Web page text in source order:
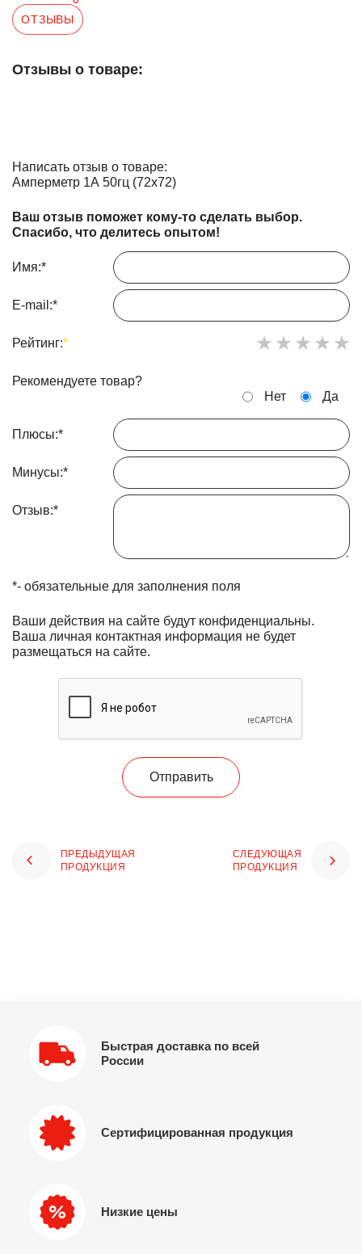
ОТЗЫВЫ
Отзывы о товаре:
Написать отзыв о товаре:
Амперметр 1А 50гц (72х72)
Ваш отзыв поможет кому-то сделать выбор.
Спасибо, что делитесь опытом!
Имя:*
E-mail:*
Рейтинг:*
Рекомендуете товар?
Нет
Да
Плюсы:*
Минусы:*
Отзыв:*
*- обязательные для заполнения поля
Ваши действия на сайте будут конфиденциальны.
Ваша личная контактная информация не будет
размещаться на сайте.
Отправить
ПРЕДЫДУЩАЯ
ПРОДУКЦИЯ
СЛЕДУЮЩАЯ
ПРОДУКЦИЯ
Быстрая доставка по всей
России
Сертифицированная продукция
Низкие цены